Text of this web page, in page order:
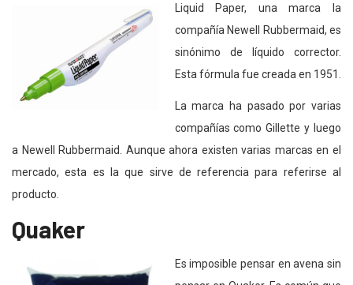
Liquid Paper, una marca la
compañía Newell Rubbermaid, es
sinónimo de líquido corrector.
Esta fórmula fue creada en 1951.
La marca ha pasado por varias
compañías como Gillette y luego
a Newell Rubbermaid. Aunque ahora existen varias marcas en el
mercado, esta es la que sirve de referencia para referirse al
producto.
Quaker
Es imposible pensar en avena sin